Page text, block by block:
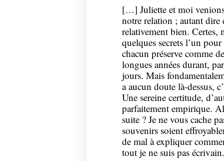
[…] Juliette et moi
notre relation ; autant dire
relativement bien. Certes,
quelques secrets l’un
chacun préserve comme
longues années durant,
jours. Mais
a aucun doute là-dessus,
Une sereine certitude,
parfaitement empirique.
suite ? Je ne vous cache
souvenirs soient
de mal à expliquer
tout je ne suis pas